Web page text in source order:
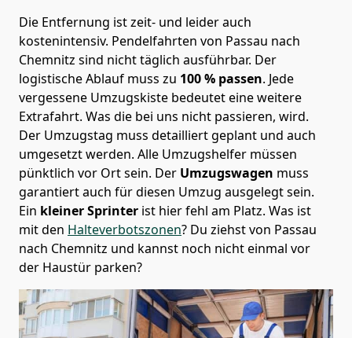
Die Entfernung ist zeit- und leider auch
kostenintensiv. Pendelfahrten von Passau nach
Chemnitz sind nicht täglich ausführbar. Der
logistische Ablauf muss zu 100 % passen. Jede
vergessene Umzugskiste bedeutet eine weitere
Extrafahrt. Was die bei uns nicht passieren, wird.
Der Umzugstag muss detailliert geplant und auch
umgesetzt werden. Alle Umzugshelfer müssen
pünktlich vor Ort sein. Der Umzugswagen muss
garantiert auch für diesen Umzug ausgelegt sein.
Ein kleiner Sprinter ist hier fehl am Platz. Was ist
mit den Halteverbotszonen? Du ziehst von Passau
nach Chemnitz und kannst noch nicht einmal vor
der Haustür parken?